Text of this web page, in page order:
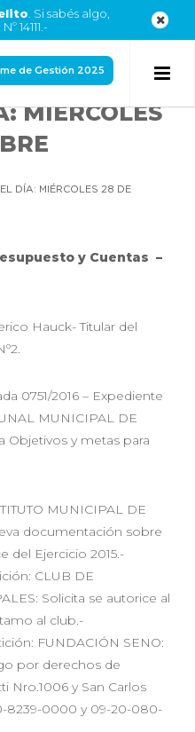
. Si sabés algo,
14111.-
de Gestión 2025
MIÉRCOLES
DÍA: MIÉRCOLES 28 DE
y Cuentas –
Hauck- Titular del
0751/2016 – Expediente
MUNICIPAL DE
Objetivos y metas para
MUNICIPAL DE
documentación sobre
del Ejercicio 2015.-
CLUB DE
Solicita se autorice al
al club.-
FUNDACIÓN SENO:
por derechos de
Nro.1006 y San Carlos
8239-0000 y 09-20-080-